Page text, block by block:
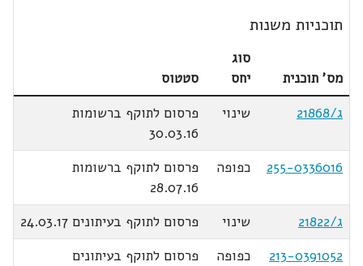
תוכניות משנות
מס' תוכנית
סוג
יחס
סטטוס
ג/21868
שינוי
פרסום לתוקף ברשומות
30.03.16
255-0336016
כפופה
פרסום לתוקף ברשומות
28.07.16
ג/21822
שינוי
פרסום לתוקף בעיתונים 24.03.17
213-0391052
כפופה
פרסום לתוקף בעיתונים